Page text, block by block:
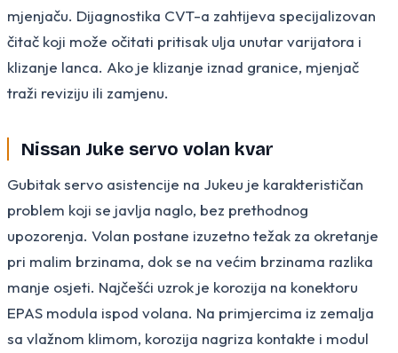
mjenjaču. Dijagnostika CVT-a zahtijeva specijalizovan
čitač koji može očitati pritisak ulja unutar varijatora i
klizanje lanca. Ako je klizanje iznad granice, mjenjač
traži reviziju ili zamjenu.
Nissan Juke servo volan kvar
Gubitak servo asistencije na Jukeu je karakterističan
problem koji se javlja naglo, bez prethodnog
upozorenja. Volan postane izuzetno težak za okretanje
pri malim brzinama, dok se na većim brzinama razlika
manje osjeti. Najčešći uzrok je korozija na konektoru
EPAS modula ispod volana. Na primjercima iz zemalja
sa vlažnom klimom, korozija nagriza kontakte i modul